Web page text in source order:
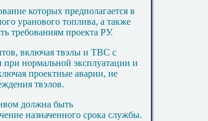
которых предполагается в
уранового топлива, а также
требованиям проекта РУ.
включая твэлы и ТВС с
нормальной эксплуатации и
проектные аварии, не
твэлов.
должна быть
назначенного срока службы.